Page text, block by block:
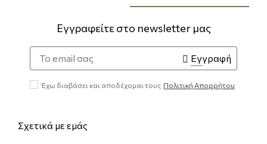
Εγγραφείτε στο newsletter μας
email
Εγγραφή
Έχω διαβάσει και αποδέχομαι τους Πολιτική Απορρήτου
Σχετικά με εμάς